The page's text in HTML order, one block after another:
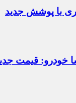
خودرو: قیمت